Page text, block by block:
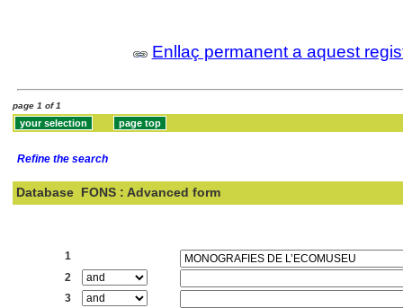
Enllaç permanent a aquest
page 1 of 1
Refine the search
Database FONS : Advanced form
1
2
3